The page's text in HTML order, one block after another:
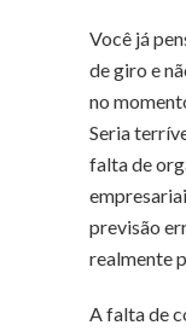
Você já
de giro e
no
Seria
falta de
previsão
realmente
A falta de